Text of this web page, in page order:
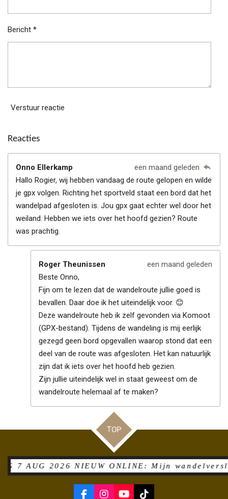
Bericht *
Verstuur reactie
Reacties
Onno Ellerkamp
een maand geleden
Hallo Rogier, wij hebben vandaag de route gelopen en wilde
je gpx volgen. Richting het sportveld staat een bord dat het
wandelpad afgesloten is. Jou gpx gaat echter wel door het
weiland. Hebben we iets over het hoofd gezien? Route
was prachtig.
Roger Theunissen
een maand geleden
Beste Onno,
Fijn om te lezen dat de wandelroute jullie goed is
bevallen. Daar doe ik het uiteindelijk voor. 😊
Deze wandelroute heb ik zelf gevonden via Komoot
(GPX-bestand). Tijdens de wandeling is mij eerlijk
gezegd geen bord opgevallen waarop stond dat een
deel van de route was afgesloten. Het kan natuurlijk
zijn dat ik iets over het hoofd heb gezien.
Zijn jullie uiteindelijk wel in staat geweest om de
wandelroute helemaal af te maken?
TOP
AUG 2026 NIEUW ONLINE: Mijn